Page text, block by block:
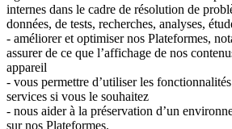
internes dans le cadre de résolution de
données, de tests, recherches, analyses,
- améliorer et optimiser nos Plateformes,
assurer de ce que l’affichage de nos
appareil
- vous permettre d’utiliser les
services si vous le souhaitez
- nous aider à la préservation d’un
sur nos Plateformes.